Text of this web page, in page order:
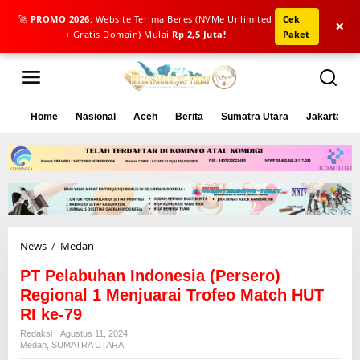
🚀 PROMO 2026: Website Terima Beres (NVMe Unlimited
+ Gratis Domain) Mulai Rp 2,5 Juta!
Cek
Paket
×
L
Home Nasional Aceh Berita Sumatra Utara Jakarta
News / Medan
P
e
b
u
PT Pelabuhan Indonesia (Persero)
Regional 1 Menjuarai Trofeo Match HUT
RI ke-79
Redaksi
Agustus 11, 2024
Medan SUMATRA UTARA